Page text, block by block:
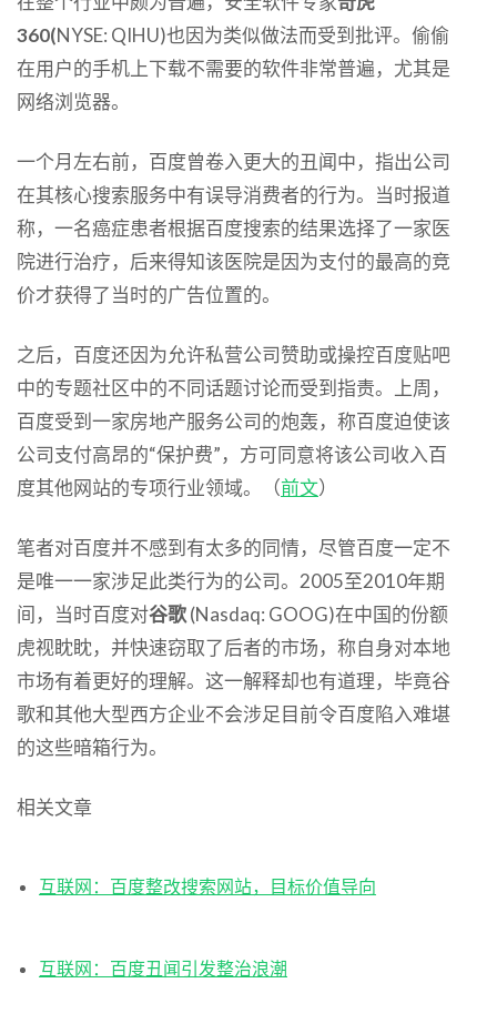
360(NYSE: QIHU)也因为类似做法而受到批评。偷偷
在用户的手机上下载不需要的软件非常普遍，尤其是
网络浏览器。
一个月左右前，百度曾卷入更大的丑闻中，指出公司
在其核心搜索服务中有误导消费者的行为。当时报道
称，一名癌症患者根据百度搜索的结果选择了一家医
院进行治疗，后来得知该医院是因为支付的最高的竞
价才获得了当时的广告位置的。
之后，百度还因为允许私营公司赞助或操控百度贴吧
中的专题社区中的不同话题讨论而受到指责。上周，
百度受到一家房地产服务公司的炮轰，称百度迫使该
公司支付高昂的“保护费”，方可同意将该公司收入百
度其他网站的专项行业领域。（前文）
笔者对百度并不感到有太多的同情，尽管百度一定不
是唯一一家涉足此类行为的公司。2005至2010年期
间，当时百度对谷歌(Nasdaq: GOOG)在中国的份额
虎视眈眈，并快速窃取了后者的市场，称自身对本地
市场有着更好的理解。这一解释却也有道理，毕竟谷
歌和其他大型西方企业不会涉足目前令百度陷入难堪
的这些暗箱行为。
相关文章
互联网：百度整改搜索网站，目标价值导向
互联网：百度丑闻引发整治浪潮